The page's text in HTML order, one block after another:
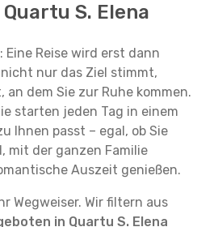
S. Elena
Eine Reise wird erst dann
nur das Ziel stimmt,
an dem Sie zur Ruhe kommen.
starten jeden Tag in einem
Ihnen passt – egal, ob Sie
mit der ganzen Familie
Auszeit genießen.
Wegweiser. Wir filtern aus
in Quartu S. Elena